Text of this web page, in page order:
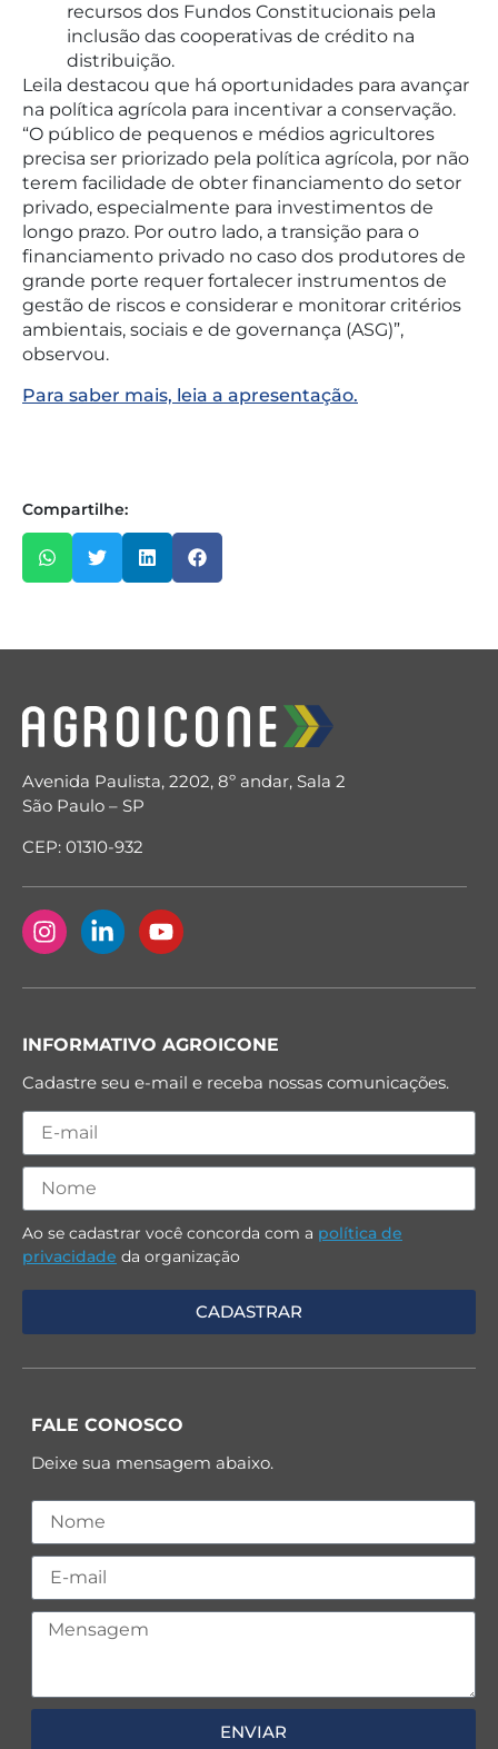
recursos dos Fundos Constitucionais pela
inclusão das cooperativas de crédito na
distribuição.
Leila destacou que há oportunidades para avançar
na política agrícola para incentivar a conservação.
“O público de pequenos e médios agricultores
precisa ser priorizado pela política agrícola, por não
terem facilidade de obter financiamento do setor
privado, especialmente para investimentos de
longo prazo. Por outro lado, a transição para o
financiamento privado no caso dos produtores de
grande porte requer fortalecer instrumentos de
gestão de riscos e considerar e monitorar critérios
ambientais, sociais e de governança (ASG)”,
observou.
Para saber mais, leia a apresentação.
Compartilhe:
Avenida Paulista, 2202, 8º andar, Sala 2
São Paulo – SP
CEP: 01310-932
INFORMATIVO AGROICONE
Cadastre seu e-mail e receba nossas comunicações.
Ao se cadastrar você concorda com a política de
privacidade da organização
FALE CONOSCO
Deixe sua mensagem abaixo.
ENVIAR